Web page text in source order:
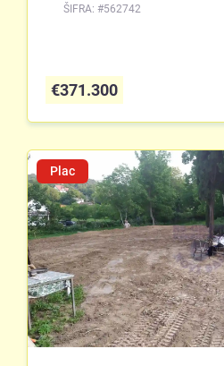
ŠIFRA: #562742
€371.300
Plac